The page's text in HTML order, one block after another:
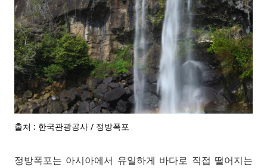
출처 : 한국관광공사 / 정방폭포
정방폭포는 아시아에서 유일하게 바다로 직접 떨어지는